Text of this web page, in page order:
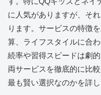
に人気がありますが、そ
ります。サービスの特徴
算、ライフスタイルに合
続率や習得スピードは劇
両サービスを徹底的に比
最も賢い選択なのかを詳